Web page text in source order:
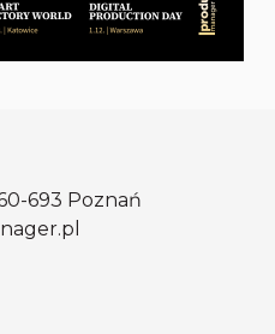
693 Poznań